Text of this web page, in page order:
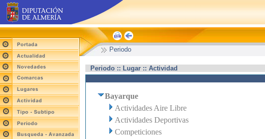
Periodo
Periodo :: Lugar :: Actividad
Bayarque
Actividades Aire Libre
Actividades Deportivas
Competiciones